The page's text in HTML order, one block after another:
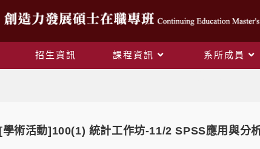
招生資訊 課程資訊 系所成員
[學術活動]100(1) 統計工作坊-11/2 SPSS應用與分